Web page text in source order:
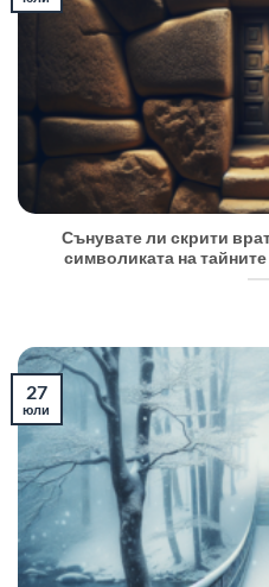
Сънувате ли скрити
символиката на
27
юли